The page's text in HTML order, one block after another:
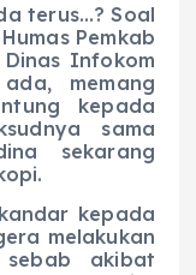
Soal
Pemkab
Infokom
memang
kepada
sama
sekarang
kepada
melakukan
akibat